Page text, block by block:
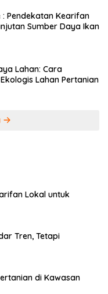
: Pendekatan Kearifan
Sumber Daya Ikan
Lahan: Cara
Lahan Pertanian
Lokal untuk
Tren, Tetapi
di Kawasan